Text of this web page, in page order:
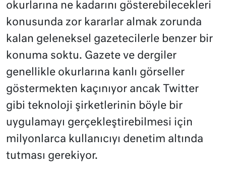
okurlarına ne kadarını gösterebilecekleri
konusunda zor kararlar almak zorunda
kalan geleneksel gazetecilerle benzer bir
konuma soktu. Gazete ve dergiler
genellikle okurlarına kanlı görseller
göstermekten kaçınıyor ancak Twitter
gibi teknoloji şirketlerinin böyle bir
uygulamayı gerçekleştirebilmesi için
milyonlarca kullanıcıyı denetim altında
tutması gerekiyor.